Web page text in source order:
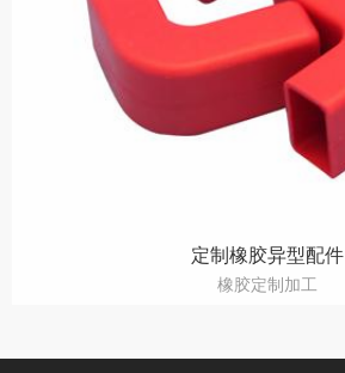
定制橡胶异型配件
橡胶定制加工